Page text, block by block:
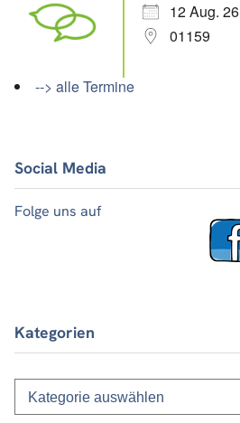
12 Aug. 26
01159
--> alle Termine
Social Media
Folge uns auf
Kategorien
Kategorien